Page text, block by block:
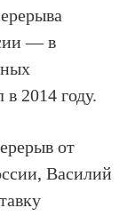
— в
в 2014 году.
от
Василий